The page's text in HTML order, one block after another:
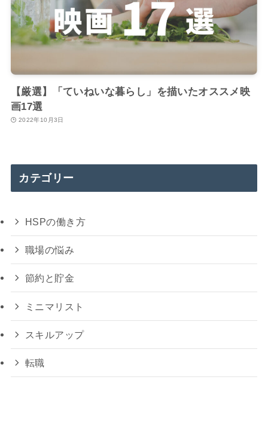
【厳選】「ていねいな暮らし」を描いたオススメ映
画17選
2022年10月3日
カテゴリー
HSPの働き方
職場の悩み
節約と貯金
ミニマリスト
スキルアップ
転職